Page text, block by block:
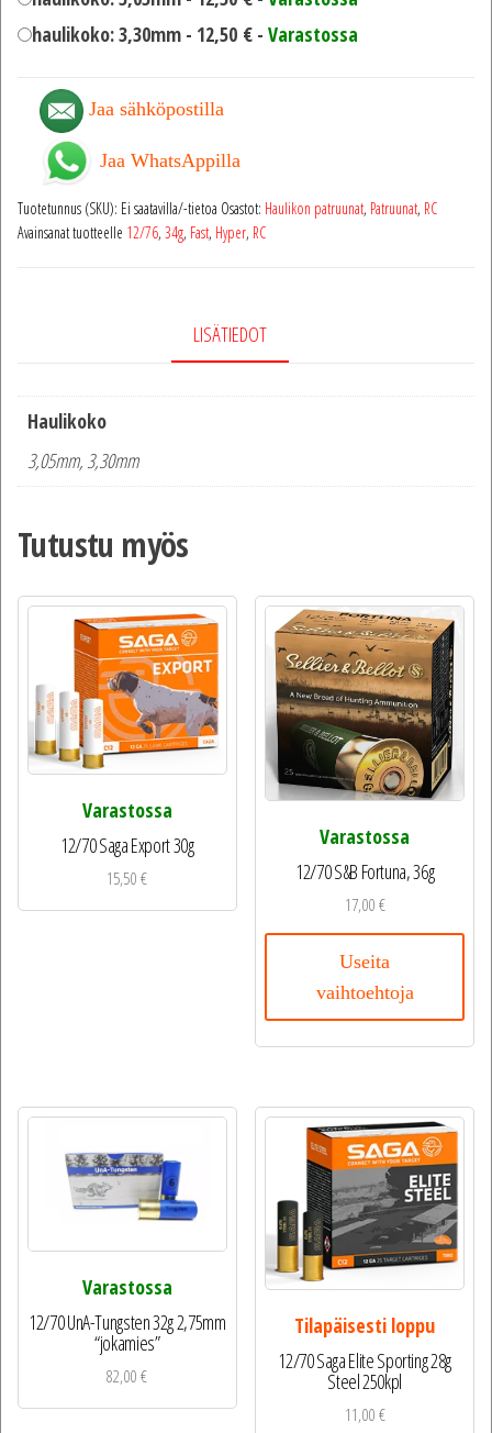
haulikoko: 3,30mm - 12,50 € - Varastossa
Jaa sähköpostilla
Jaa WhatsAppilla
Tuotetunnus (SKU): Ei saatavilla/-tietoa Osastot: Haulikon patruunat, Patruunat, RC
Avainsanat tuotteelle 12/76, 34g, Fast, Hyper, RC
LISÄTIEDOT
Haulikoko
3,05mm, 3,30mm
Tutustu myös
Varastossa
12/70 Saga Export 30g
15,50€
Varastossa
12/70 S&B Fortuna, 36g
17,00€
Useita
vaihtoehtoja
Varastossa
12/70 UnA-Tungsten 32g 2,75mm
“jokamies”
82,00€
Tilapäisesti loppu
12/70 Saga Elite Sporting 28g
Steel 250kpl
11,00€